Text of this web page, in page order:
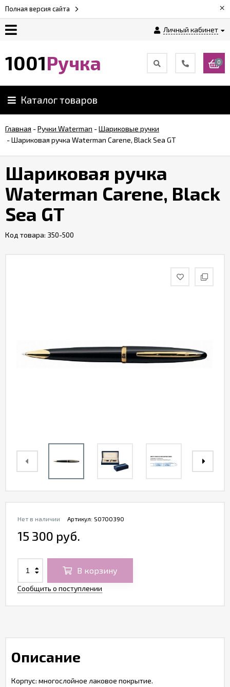
Полная версия сайта ×
Личный кабинет
Возврат
Обзоры
ручек
Контакты
1001Ручка 0
Каталог товаров
Главная -Ручки Waterman -Шариковые ручки
-Шариковая ручка Waterman Carene, Black Sea GT
Шариковая ручка
Waterman Carene, Black
Sea GT
Код товара: 350-500
Артикул: S0700390
Нет в наличии
15 300 руб.
В корзину
Сообщить о поступлении
Описание
Корпус: многослойное лаковое покрытие.